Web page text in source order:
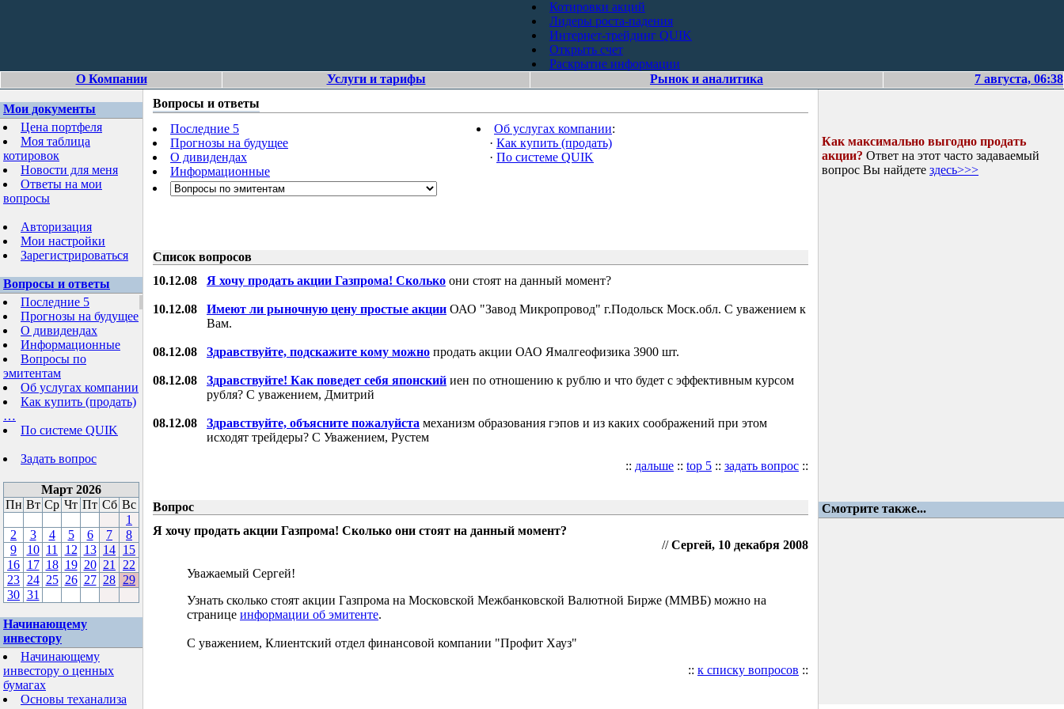
Котировки акций
Лидеры роста-падения
Интернет-трейдинг QUIK
Открыть счет
Раскрытие информации
О Компании
Услуги и тарифы Рынок и аналитика 7 августа, 06:38
Мои документы
Цена портфеля
Моя таблица
котировок
Новости для меня
Ответы на мои
вопросы
Авторизация
Мои настройки
Зарегистрироваться
Вопросы и ответы
Последние 5
Прогнозы на будущее
О дивидендах
Информационные
Вопросы по
эмитентам
Об услугах компании
Как купить (продать)
…
По системе QUIK
Задать вопрос
Март 2026
Пн Вт Ср Чт Пт Сб Вс
1
2
3 4 5 6 7
8
9
10 11 12 13 14 15
16 17 18 19 20 21
22
23 24 25 26 27 28 29
30 31
Начинающему
инвестору
Начинающему
инвестору о ценных
бумагах
Основы теханализа
Вопросы и ответы
Последние 5
Прогнозы на будущее
О дивидендах
Информационные
Об услугах компании:
· Как купить (продать)
· По системе QUIK
Список вопросов
10.12.08 Я хочу продать акции Газпрома! Сколько они стоят на данный момент?
10.12.08 Имеют ли рыночную цену простые акции ОАО "Завод Микропровод" г.Подольск Моск.обл. С уважением к
Вам.
08.12.08 Здравствуйте, подскажите кому можно продать акции ОАО Ямалгеофизика 3900 шт.
08.12.08 Здравствуйте! Как поведет себя японский иен по отношению к рублю и что будет с эффективным курсом
рубля? С уважением, Дмитрий
08.12.08 Здравствуйте, объясните пожалуйста механизм образования гэпов и из каких соображений при этом
исходят трейдеры? С Уважением, Рустем
:: дальше :: top 5 :: задать вопрос ::
Как максимально выгодно продать
акции? Ответ на этот часто задаваемый
вопрос Вы найдете здесь>>>
Вопрос
Смотрите также...
Я хочу продать акции Газпрома! Сколько они стоят на данный момент?
//Сергей, 10 декабря 2008
Уважаемый Сергей!
Узнать сколько стоят акции Газпрома на Московской Межбанковской Валютной Бирже (ММВБ) можно на
странице информации об эмитенте.
С уважением, Клиентский отдел финансовой компании "Профит Хауз"
:: к списку вопросов ::